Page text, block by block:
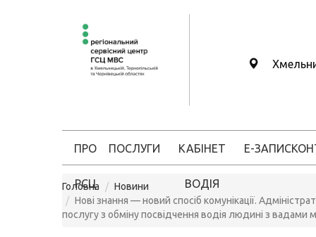
ПРО
РСЦ
ПОСЛУГИ КАБІНЕТ
ВОДІЯ
Е-ЗАПИС
Головна
Новини
Нові знання — новий спосіб комунікації.
послугу з обміну посвідчення водія людині з вадами